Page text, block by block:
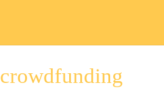
crowdfunding